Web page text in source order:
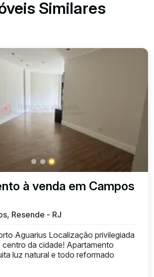
Similares
à venda em Campos
Resende - RJ
Aguarius Localização privilegiada
da cidade! Apartamento
luz natural e todo reformado